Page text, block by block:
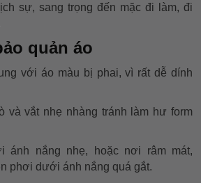
sự, sang trọng đến mặc đi làm, đi
quản áo
với áo màu bị phai, vì rất dễ dính
và vắt nhẹ nhàng tránh làm hư form
ánh nắng nhẹ, hoặc nơi râm mát,
phơi dưới ánh nắng quá gắt.